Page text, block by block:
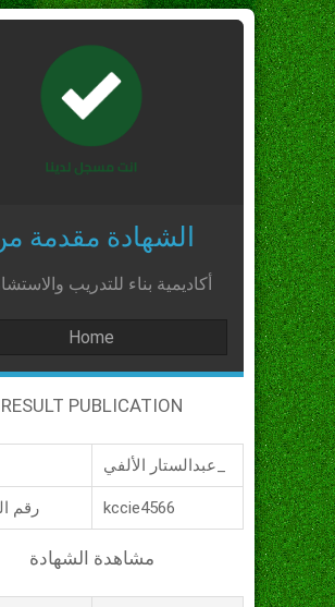
الشهادة مقدمة
أكاديمية بناء للتدريب
Home
RESULT PUBLICATION
رقم kccie4566
مشاهدة الشهادة